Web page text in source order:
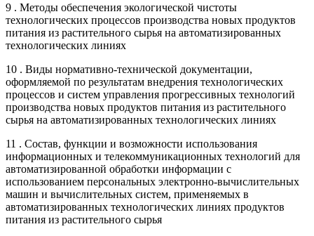
9 . Методы обеспечения экологической чистоты
технологических процессов производства новых продуктов
питания из растительного сырья на автоматизированных
технологических линиях
10 . Виды нормативно-технической документации,
оформляемой по результатам внедрения технологических
процессов и систем управления прогрессивных технологий
производства новых продуктов питания из растительного
сырья на автоматизированных технологических линиях
11 . Состав, функции и возможности использования
информационных и телекоммуникационных технологий для
автоматизированной обработки информации с
использованием персональных электронно-вычислительных
машин и вычислительных систем, применяемых в
автоматизированных технологических линиях продуктов
питания из растительного сырья